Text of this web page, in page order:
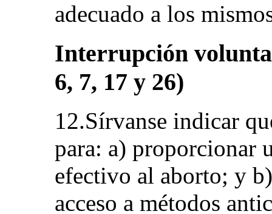
adecuado a los
Interrupción
6, 7, 17 y 26)
12.Sírvanse indicar
para: a) proporcionar
efectivo al aborto; y
acceso a métodos